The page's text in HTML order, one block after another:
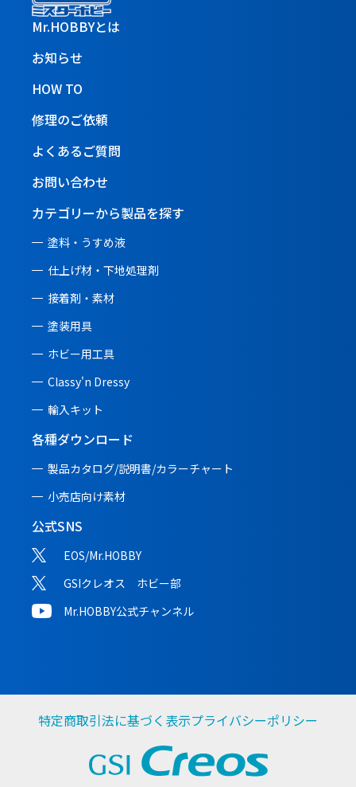
Mr.HOBBYとは
お知らせ
HOW TO
修理のご依頼
よくあるご質問
お問い合わせ
カテゴリーから製品を探す
塗料・うすめ液
仕上げ材・下地処理剤
接着剤・素材
塗装用具
ホビー用工具
Classy'n Dressy
輸入キット
各種ダウンロード
製品カタログ/説明書/カラーチャート
小売店向け素材
公式SNS
EOS/Mr.HOBBY
GSIクレオス ホビー部
Mr.HOBBY公式チャンネル
特定商取引法に基づく表示プライバシーポリシー